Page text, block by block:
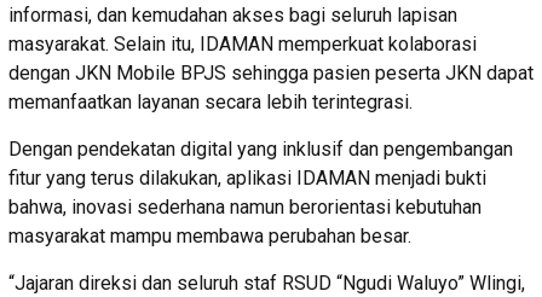
informasi, dan kemudahan akses bagi seluruh lapisan
masyarakat. Selain itu, IDAMAN memperkuat kolaborasi
dengan JKN Mobile BPJS sehingga pasien peserta JKN dapat
memanfaatkan layanan secara lebih terintegrasi.
Dengan pendekatan digital yang inklusif dan pengembangan
fitur yang terus dilakukan, aplikasi IDAMAN menjadi bukti
bahwa, inovasi sederhana namun berorientasi kebutuhan
masyarakat mampu membawa perubahan besar.
“Jajaran direksi dan seluruh staf RSUD “Ngudi Waluyo” Wlingi,